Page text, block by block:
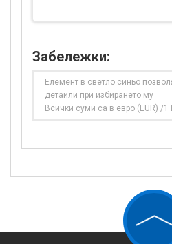
Забележки:
Елемент в светло синьо
детайли при избирането му
Всички суми са в евро (EUR) /1